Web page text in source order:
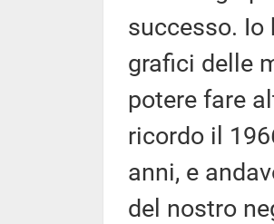
successo.
grafici delle
potere fare
ricordo il
anni, e
del nostro